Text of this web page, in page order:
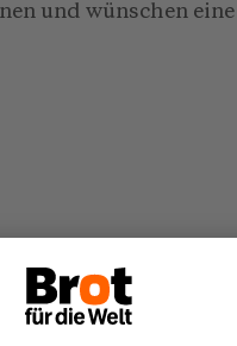
und wünschen eine
in der